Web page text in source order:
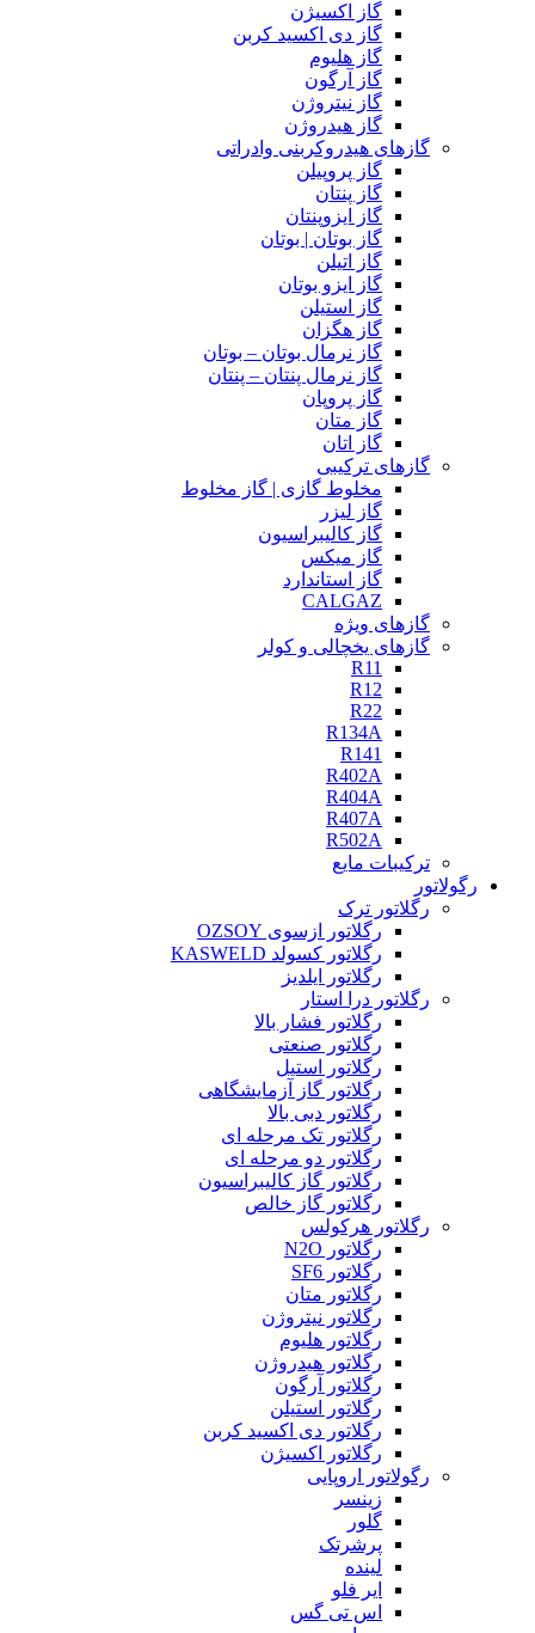
گاز اکسیژن
گاز دی اکسید کربن
گاز هلیوم
گاز آرگون
گاز نیتروژن
گاز هیدروژن
گازهای هیدروکربنی وادراتی
گاز پروپیلن
گاز پنتان
گاز ایزوپنتان
گاز بوتان | بوتان
گاز اتیلن
گاز ایزو بوتان
گاز استیلن
گاز هگزان
گاز نرمال بوتان – بوتان
گاز نرمال پنتان – پنتان
گاز پروپان
گاز متان
گاز اتان
گازهای ترکیبی
مخلوط گازی | گاز مخلوط
گاز لیزر
گاز کالیبراسیون
گاز میکس
گاز استاندارد
CALGAZ
گازهای ویژه
گازهای یخچالی و کولر
R11
R12
R22
R134A
R141
R402A
R404A
R407A
R502A
ترکیبات مایع
رگولاتور
رگلاتور ترک
رگلاتور ازسوی OZSOY
رگلاتور کسولد KASWELD
رگلاتور ایلدیز
رگلاتور درا استار
رگلاتور فشار بالا
رگلاتور صنعتی
رگلاتور استیل
رگلاتور گاز آزمایشگاهی
رگلاتور دبی بالا
رگلاتور تک مرحله ای
رگلاتور دو مرحله ای
رگلاتور گاز کالیبراسیون
رگلاتور گاز خالص
رگلاتور هرکولس
رگلاتور N2O
رگلاتور SF6
رگلاتور متان
رگلاتور نیتروژن
رگلاتور هلیوم
رگلاتور هیدروژن
رگلاتور آرگون
رگلاتور استیلن
رگلاتور دی اکسید کربن
رگلاتور اکسیژن
رگولاتور اروپایی
زینسر
گلور
پرشرتک
لینده
ایر فلو
اس تی گس